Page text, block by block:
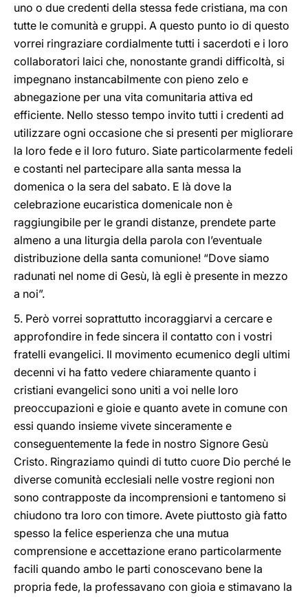
uno o due credenti della stessa fede cristiana, ma con
tutte le comunità e gruppi. A questo punto io di questo
vorrei ringraziare cordialmente tutti i sacerdoti e i loro
collaboratori laici che, nonostante grandi difficoltà, si
impegnano instancabilmente con pieno zelo e
abnegazione per una vita comunitaria attiva ed
efficiente. Nello stesso tempo invito tutti i credenti ad
utilizzare ogni occasione che si presenti per migliorare
la loro fede e il loro futuro. Siate particolarmente fedeli
e costanti nel partecipare alla santa messa la
domenica o la sera del sabato. E là dove la
celebrazione eucaristica domenicale non è
raggiungibile per le grandi distanze, prendete parte
almeno a una liturgia della parola con l’eventuale
distribuzione della santa comunione! “Dove siamo
radunati nel nome di Gesù, là egli è presente in mezzo
a noi”.
5. Però vorrei soprattutto incoraggiarvi a cercare e
approfondire in fede sincera il contatto con i vostri
fratelli evangelici. Il movimento ecumenico degli ultimi
decenni vi ha fatto vedere chiaramente quanto i
cristiani evangelici sono uniti a voi nelle loro
preoccupazioni e gioie e quanto avete in comune con
essi quando insieme vivete sinceramente e
conseguentemente la fede in nostro Signore Gesù
Cristo. Ringraziamo quindi di tutto cuore Dio perché le
diverse comunità ecclesiali nelle vostre regioni non
sono contrapposte da incomprensioni e tantomeno si
chiudono tra loro con timore. Avete piuttosto già fatto
spesso la felice esperienza che una mutua
comprensione e accettazione erano particolarmente
facili quando ambo le parti conoscevano bene la
propria fede, la professavano con gioia e stimavano la